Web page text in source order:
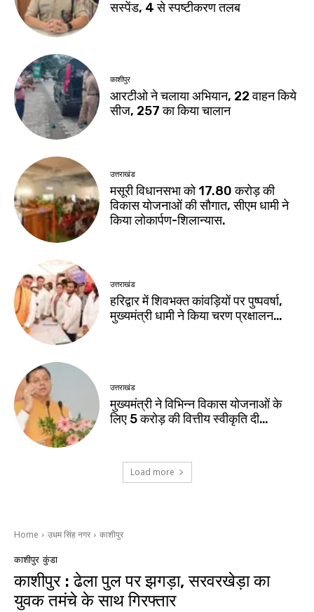
सस्पेंड, 4 से स्पष्टीकरण तलब
काशीपुर
आरटीओ ने चलाया अभियान, 22 वाहन किये
सीज, 257 का किया चालान
उत्तराखंड
मसूरी विधानसभा को 17.80 करोड़ की
विकास योजनाओं की सौगात, सीएम धामी ने
किया लोकार्पण-शिलान्यास.
उत्तराखंड
हरिद्वार में शिवभक्त कांवड़ियों पर पुष्पवर्षा,
मुख्यमंत्री धामी ने किया चरण प्रक्षालन…
उत्तराखंड
मुख्यमंत्री ने विभिन्न विकास योजनाओं के
लिए ₹5 करोड़ की वित्तीय स्वीकृति दी…
Load more